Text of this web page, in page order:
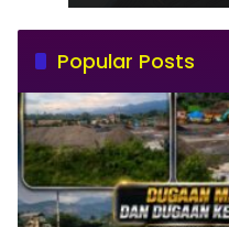
Popular Posts